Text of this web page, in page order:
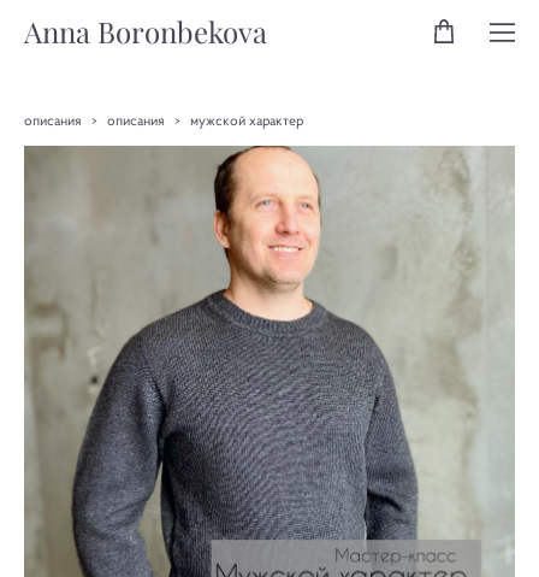
Anna Boronbekova
описания > описания > мужской характер